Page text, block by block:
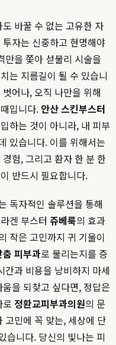
바꿀 수 없는 고유한 자
자는 신중하고 현명해야
만을 쫓아 섣불리 시술을
는 지름길이 될 수 있습니
어나, 오직 나만을 위해
입니다. 안산 스킨부스터
하는 것이 아니라, 내 피부
있습니다. 이를 위해서는
험, 그리고 환자 한 분 한
반드시 필요합니다.
독자적인 솔루션을 통해
겐 부스터 쥬베룩의 효과
작은 고민까지 귀 기울이
춤 피부과로 불리는지를 증
간과 비용을 낭비하지 마세
을 되찾고 싶다면, 정답은
정환교피부과의원의 문
고민에 꼭 맞는, 세상에 단
습니다. 당신의 빛나는 피